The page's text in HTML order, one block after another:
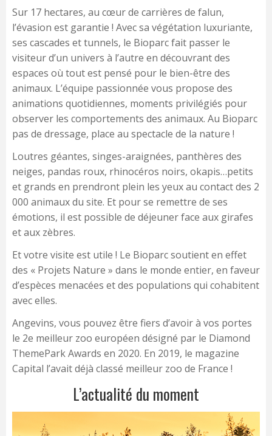
Sur 17 hectares, au cœur de carrières de falun,
l’évasion est garantie ! Avec sa végétation luxuriante,
ses cascades et tunnels, le Bioparc fait passer le
visiteur d’un univers à l’autre en découvrant des
espaces où tout est pensé pour le bien-être des
animaux. L’équipe passionnée vous propose des
animations quotidiennes, moments privilégiés pour
observer les comportements des animaux. Au Bioparc
pas de dressage, place au spectacle de la nature !
Loutres géantes, singes-araignées, panthères des
neiges, pandas roux, rhinocéros noirs, okapis…petits
et grands en prendront plein les yeux au contact des 2
000 animaux du site. Et pour se remettre de ses
émotions, il est possible de déjeuner face aux girafes
et aux zèbres.
Et votre visite est utile ! Le Bioparc soutient en effet
des « Projets Nature » dans le monde entier, en faveur
d’espèces menacées et des populations qui cohabitent
avec elles.
Angevins, vous pouvez être fiers d’avoir à vos portes
le 2e meilleur zoo européen désigné par le Diamond
ThemePark Awards en 2020. En 2019, le magazine
Capital l’avait déjà classé meilleur zoo de France !
L’actualité du moment